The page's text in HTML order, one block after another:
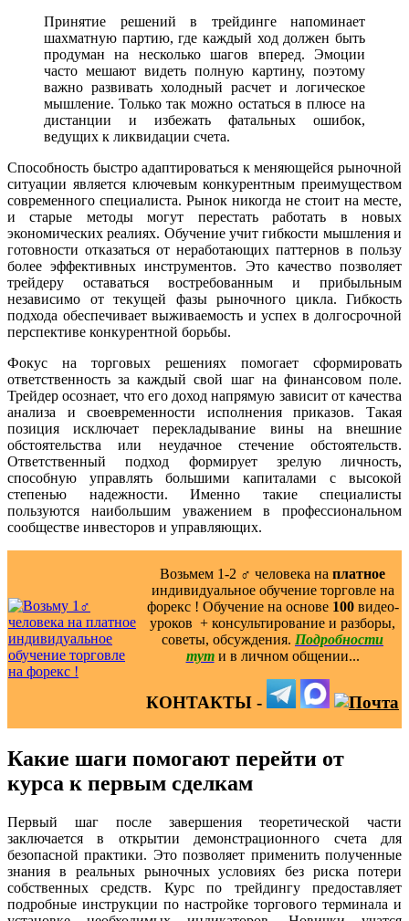
Принятие решений в трейдинге напоминает
шахматную партию, где каждый ход должен быть
продуман на несколько шагов вперед. Эмоции
часто мешают видеть полную картину, поэтому
важно развивать холодный расчет и логическое
мышление. Только так можно остаться в плюсе на
дистанции и избежать фатальных ошибок,
ведущих к ликвидации счета.
Способность быстро адаптироваться к меняющейся рыночной
ситуации является ключевым конкурентным преимуществом
современного специалиста. Рынок никогда не стоит на месте,
и старые методы могут перестать работать в новых
экономических реалиях. Обучение учит гибкости мышления и
готовности отказаться от неработающих паттернов в пользу
более эффективных инструментов. Это качество позволяет
трейдеру оставаться востребованным и прибыльным
независимо от текущей фазы рыночного цикла. Гибкость
подхода обеспечивает выживаемость и успех в долгосрочной
перспективе конкурентной борьбы.
Фокус на торговых решениях помогает сформировать
ответственность за каждый свой шаг на финансовом поле.
Трейдер осознает, что его доход напрямую зависит от качества
анализа и своевременности исполнения приказов. Такая
позиция исключает перекладывание вины на внешние
обстоятельства или неудачное стечение обстоятельств.
Ответственный подход формирует зрелую личность,
способную управлять большими капиталами с высокой
степенью надежности. Именно такие специалисты
пользуются наибольшим уважением в профессиональном
сообществе инвесторов и управляющих.
Возьмем 1-2 ‍♂️ человека на платное
индивидуальное обучение торговле на
форекс ! Обучение на основе 100видео-
уроков ️ + консультирование и разборы,
советы, обсуждения. Подробности
тут и в личном общении...
КОНТАКТЫ -
Какие шаги помогают перейти от
курса к первым сделкам
Первый шаг после завершения теоретической части
заключается в открытии демонстрационного счета для
безопасной практики. Это позволяет применить полученные
знания в реальных рыночных условиях без риска потери
собственных средств. Курс по трейдингу предоставляет
подробные инструкции по настройке торгового терминала и